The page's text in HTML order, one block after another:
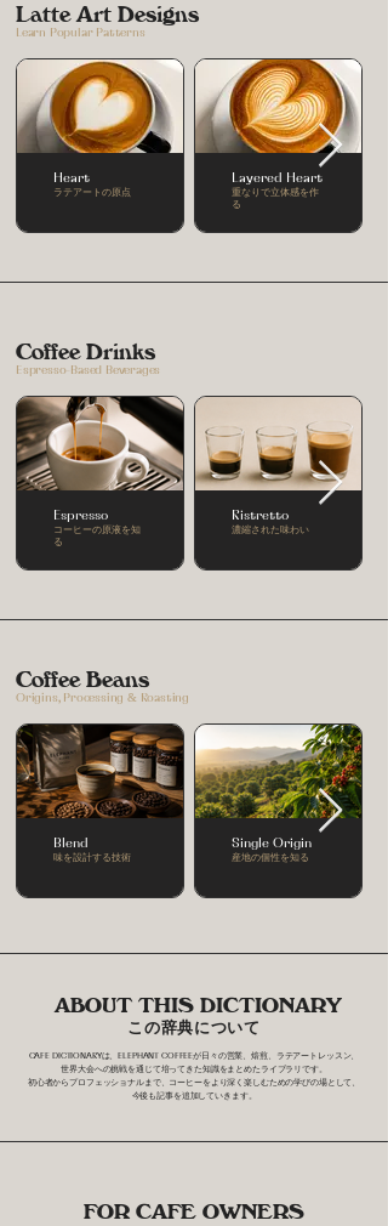
Latte Art Designs
Learn Popular Patterns
Heart
ラテアートの原点
Layered Heart
重なりで立体感を作
る
Coffee Drinks
Espresso-Based Beverages
Espresso
コーヒーの原液を知
る
Ristretto
濃縮された味わい
Coffee Beans
Origins, Processing & Roasting
Blend
味を設計する技術
Single Origin
産地の個性を知る
ABOUT THIS DICTIONARY
この辞典について
CAFE DICTIONARYは、ELEPHANT COFFEEが日々の営業、焙煎、ラテアートレッスン、
世界大会への挑戦を通じて培ってきた知識をまとめたライブラリです。
初心者からプロフェッショナルまで、コーヒーをより深く楽しむための学びの場として、
今後も記事を追加していきます。
FOR CAFE OWNERS